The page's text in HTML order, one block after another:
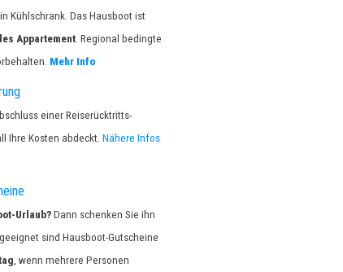
Kühlschrank. Das Hausboot ist
Appartement. Regional bedingte
Mehr Info
einer Reiserücktritts-
Ihre Kosten abdeckt. Nähere Infos
Urlaub?Dann schenken Sie ihn
sind Hausboot-Gutscheine
, wenn mehrere Personen